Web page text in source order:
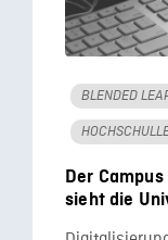
BLENDED
Der
sieht die